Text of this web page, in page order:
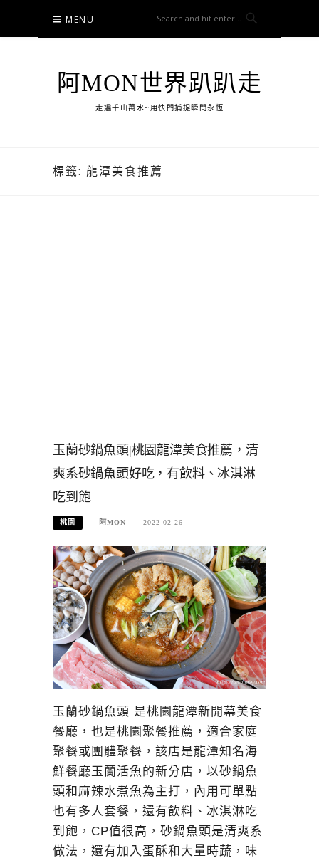
content
MENU
阿MON世界趴趴走
走遍千山萬水~用快門捕捉瞬間永恆
標籤: 龍潭美食推薦
玉蘭砂鍋魚頭|桃園龍潭美食推薦，清
爽系砂鍋魚頭好吃，有飲料、冰淇淋
吃到飽
桃園 阿MON 2022-02-26
玉蘭砂鍋魚頭 是桃園龍潭新開幕美食
餐廳，也是桃園聚餐推薦，適合家庭
聚餐或團體聚餐，該店是龍潭知名海
鮮餐廳玉蘭活魚的新分店，以砂鍋魚
頭和麻辣水煮魚為主打，內用可單點
也有多人套餐，還有飲料、冰淇淋吃
到飽，CP值很高，砂鍋魚頭是清爽系
做法，還有加入蛋酥和大量時蔬，味